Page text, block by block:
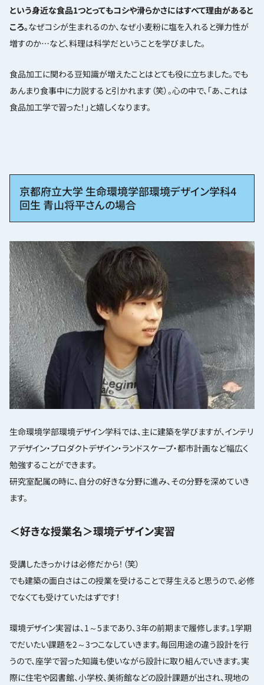
という身近な食品1つとってもコシや滑らかさにはすべて理由があると
ころ。なぜコシが生まれるのか、なぜ小麦粉に塩を入れると弾力性が
増すのか…など、料理は科学だということを学びました。
食品加工に関わる豆知識が増えたことはとても役に立ちました。でも
あんまり食事中に力説すると引かれます（笑）。心の中で、「あ、これは
食品加工学で習った！」と嬉しくなります。
京都府立大学 生命環境学部環境デザイン学科4
回生 青山将平さんの場合
生命環境学部環境デザイン学科では、主に建築を学びますが、インテリ
アデザイン・プロダクトデザイン・ランドスケープ・都市計画など幅広く
勉強することができます。
研究室配属の時に、自分の好きな分野に進み、その分野を深めていき
ます。
＜好きな授業名＞環境デザイン実習
受講したきっかけは必修だから！（笑）
でも建築の面白さはこの授業を受けることで芽生えると思うので、必修
でなくても受けていたはずです！
環境デザイン実習は、1～5まであり、3年の前期まで履修します。1学期
でだいたい課題を2～3つこなしていきます。毎回用途の違う設計を行
うので、座学で習った知識も使いながら設計に取り組んでいきます。実
際に住宅や図書館、小学校、美術館などの設計課題が出され、現地の